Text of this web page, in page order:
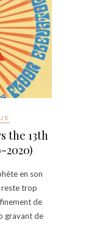
the 13th
2020)
en son
reste trop
de
gravant de